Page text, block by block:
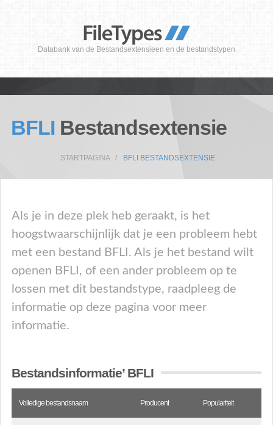
Databank van de Bestandsextensieen en de bestandstypen
BFLI Bestandsextensie
STARTPAGINA BFLI BESTANDSEXTENSIE
Als je in deze plek heb geraakt, is het
hoogstwaarschijnlijk dat je een probleem hebt
met een bestand BFLI. Als je het bestand wilt
openen BFLI, of een ander probleem op te
lossen met dit bestandstype, raadpleeg de
informatie op deze pagina voor meer
informatie.
Bestandsinformatie’ BFLI
Volledige bestandsnaam Producent Populariteit